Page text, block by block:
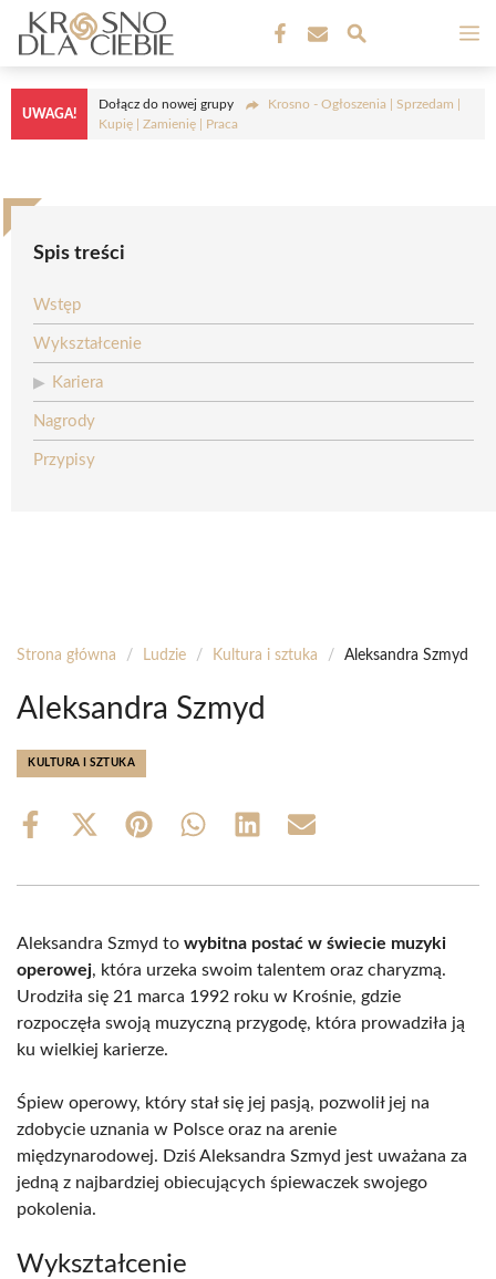
Przejdź
treści
UWAGA!
Dołącz do nowej grupy
Krosno - Ogłoszenia | Sprzedam |
Kupię | Zamienię | Praca
Spis treści
Wstęp
Wykształcenie
Kariera
Nagrody
Przypisy
Strona główna / Ludzie / Kultura i sztuka / Aleksandra Szmyd
Aleksandra Szmyd
KULTURA I SZTUKA
Share
Share
(Twitter)
Share Share Share Share
Aleksandra Szmyd to wybitna postać w świecie muzyki
operowej, która urzeka swoim talentem oraz charyzmą.
Urodziła się 21 marca 1992 roku w Krośnie, gdzie
rozpoczęła swoją muzyczną przygodę, która prowadziła ją
ku wielkiej karierze.
Śpiew operowy, który stał się jej pasją, pozwolił jej na
zdobycie uznania w Polsce oraz na arenie
międzynarodowej. Dziś Aleksandra Szmyd jest uważana za
jedną z najbardziej obiecujących śpiewaczek swojego
pokolenia.
Wykształcenie